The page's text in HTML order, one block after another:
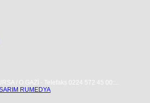
/ O.GAZİ - Telefaks 0224 572 45 00::..
RUMEDYA